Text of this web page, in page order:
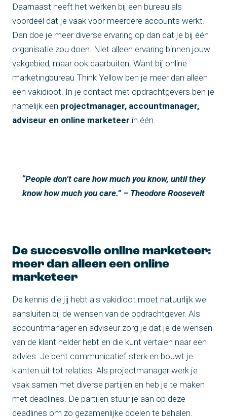
Daarnaast heeft het werken bij een bureau als
voordeel dat je vaak voor meerdere accounts werkt.
Dan doe je meer diverse ervaring op dan dat je bij één
organisatie zou doen. Niet alleen ervaring binnen jouw
vakgebied, maar ook daarbuiten. Want bij online
marketingbureau Think Yellow ben je meer dan alleen
een vakidioot. In je contact met opdrachtgevers ben je
namelijk een projectmanager, accountmanager,
adviseur en online marketeer in één.
“People don’t care how much you know, until they
know how much you care.” – Theodore Roosevelt
De succesvolle online marketeer:
meer dan alleen een online
marketeer
De kennis die jij hebt als vakidioot moet natuurlijk wel
aansluiten bij de wensen van de opdrachtgever. Als
accountmanager en adviseur zorg je dat je de wensen
van de klant helder hebt en die kunt vertalen naar een
advies. Je bent communicatief sterk en bouwt je
klanten uit tot relaties. Als projectmanager werk je
vaak samen met diverse partijen en heb je te maken
met deadlines. De partijen stuur je aan op deze
deadlines om zo gezamenlijke doelen te behalen.